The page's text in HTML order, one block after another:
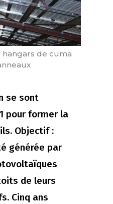
de cuma
se sont
pour former la
Objectif :
générée par
de leurs
Cinq ans